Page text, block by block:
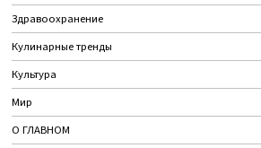
Здравоохранение
Кулинарные тренды
Культура
Мир
О ГЛАВНОМ